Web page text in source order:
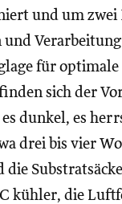
und um zwei
für optimale
sich der
dunkel, es
drei bis vier
die
kühler, die